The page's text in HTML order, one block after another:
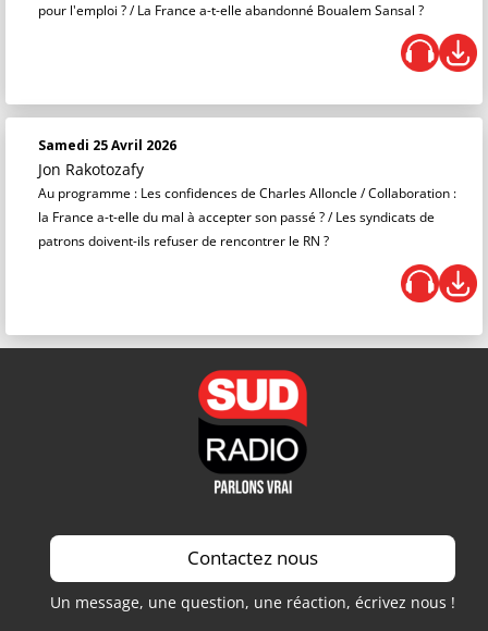
pour l'emploi ? / La France a-t-elle abandonné Boualem Sansal ?
Samedi 25 Avril 2026
Jon Rakotozafy
Au programme : Les confidences de Charles Alloncle / Collaboration :
la France a-t-elle du mal à accepter son passé ? / Les syndicats de
patrons doivent-ils refuser de rencontrer le RN ?
Contactez nous
Un message, une question, une réaction, écrivez nous !